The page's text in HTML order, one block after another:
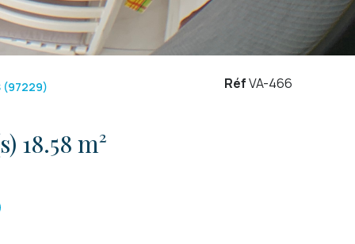
(97229)
Studio 1 pièce(s) 18.58 m²
RéfVA-466